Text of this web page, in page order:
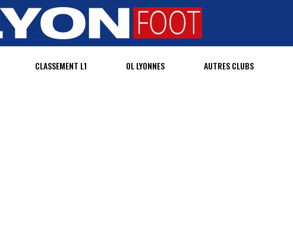
CLASSEMENT L1 OL LYONNES AUTRES CLUBS